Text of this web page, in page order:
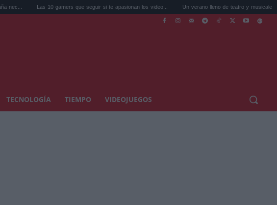
Las 10 gamers que seguir si te apasionan los video... Un verano lleno de teatro y musicales: 7 espectácu...
TECNOLOGÍA TIEMPO VIDEOJUEGOS